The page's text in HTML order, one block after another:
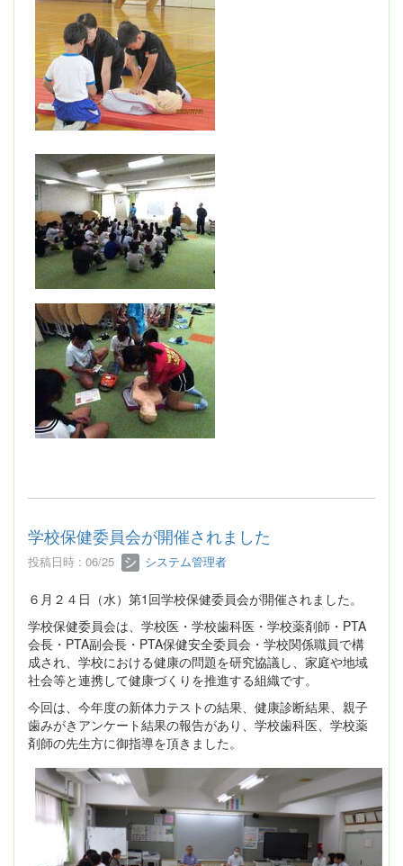
学校保健委員会が開催されました
投稿日時 : 06/25 システム管理者
６月２４日（水）第1回学校保健委員会が開催されました。
学校保健委員会は、学校医・学校歯科医・学校薬剤師・PTA
会長・PTA副会長・PTA保健安全委員会・学校関係職員で構
成され、学校における健康の問題を研究協議し、家庭や地域
社会等と連携して健康づくりを推進する組織です。
今回は、今年度の新体力テストの結果、健康診断結果、親子
歯みがきアンケート結果の報告があり、学校歯科医、学校薬
剤師の先生方に御指導を頂きました。